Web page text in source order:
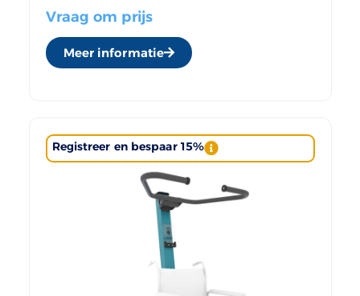
Vraag om prijs
Meer informatie
Registreer en bespaar 15%